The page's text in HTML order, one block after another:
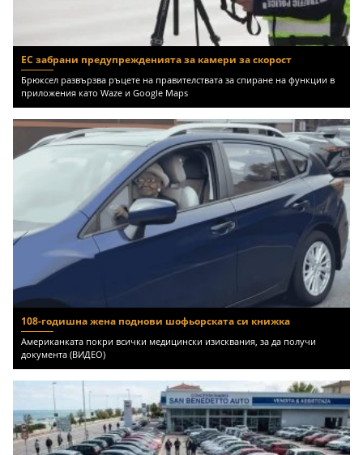
ЕС забрани предупрежденията за камери за скорост
Брюксел развързва ръцете на правителствата за спиране на функции в
приложения като Waze и Google Maps
108-годишна жена поднови шофьорската си книжка
Американката покри всички медицински изисквания, за да получи
документа (ВИДЕО)